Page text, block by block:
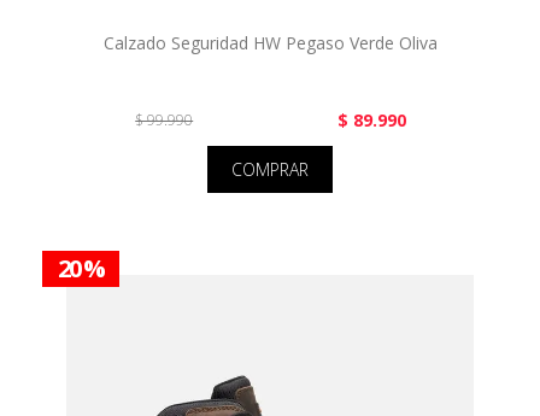
Calzado Seguridad HW Pegaso Verde Oliva
$ 99.990 $ 89.990
COMPRAR
20 %